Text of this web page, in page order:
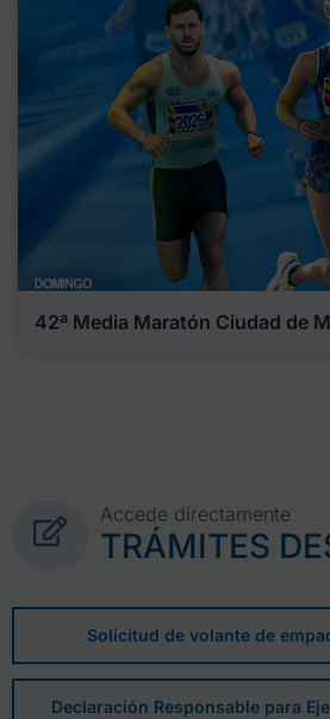
42ª Media Maratón Ciudad de
Accede directamente
TRÁMITES
Solicitud de volante de
Declaración Responsable para